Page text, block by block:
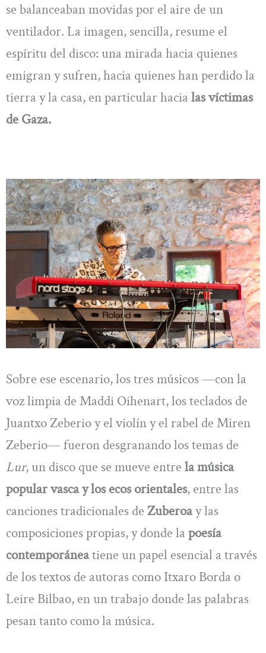
se balanceaban movidas por el aire de un
ventilador. La imagen, sencilla, resume el
espíritu del disco: una mirada hacia quienes
emigran y sufren, hacia quienes han perdido la
tierra y la casa, en particular hacia las víctimas
de Gaza.
Sobre ese escenario, los tres músicos —con la
voz limpia de Maddi Oihenart, los teclados de
Juantxo Zeberio y el violín y el rabel de Miren
Zeberio— fueron desgranando los temas de
Lur, un disco que se mueve entre la música
popular vasca y los ecos orientales, entre las
canciones tradicionales de Zuberoay las
composiciones propias, y donde la poesía
contemporáneatiene un papel esencial a través
de los textos de autoras como Itxaro Borda o
Leire Bilbao, en un trabajo donde las palabras
pesan tanto como la música.